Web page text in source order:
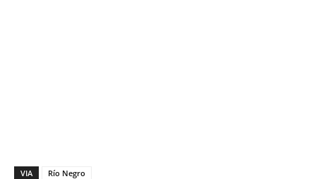
VIA
Río Negro